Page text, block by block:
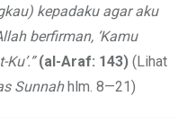
kepadaku agar aku
berfirman, ‘Kamu
(al-Araf: 143) (Lihat
Sunnahhlm. 8—21)